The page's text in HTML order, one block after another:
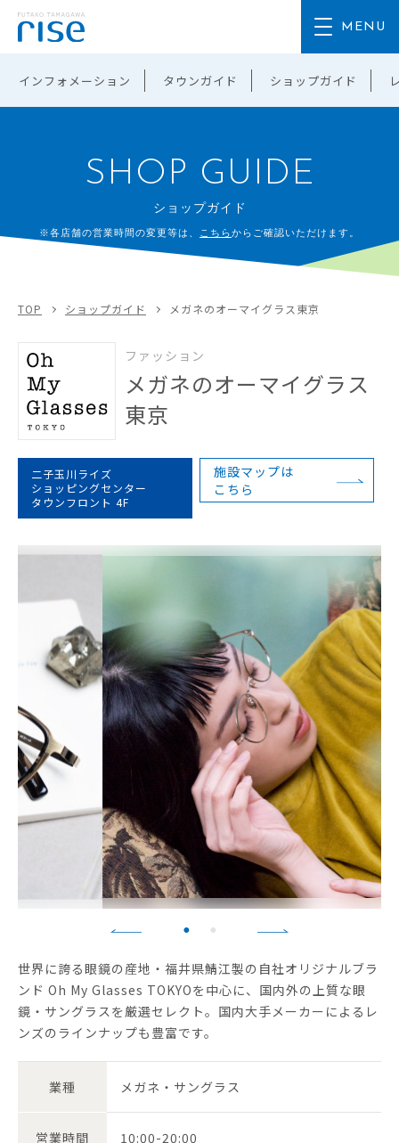
インフォメーション タウンガイド ショップガイド
SHOP GUIDE
ショップガイド
※各店舗の営業時間の変更等は、 こちらからご確認いただけます。
TOP ショップガイド メガネのオーマイグラス東京
ファッション
メガネのオーマイグラス
東京
二子玉川ライズ
ショッピングセンター
タウンフロント 4F
施設マップは
こちら
世界に誇る眼鏡の産地・福井県鯖江製の自社オリジナルブラ
ンド Oh My Glasses TOKYOを中心に、国内外の上質な眼
鏡・サングラスを厳選セレクト。国内大手メーカーによるレ
ンズのラインナップも豊富です。
業種 メガネ・サングラス
営業時間 10:00-20:00